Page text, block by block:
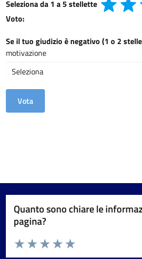
Seleziona da 1 a 5 stellette
Voto:
Se il tuo giudizio è negativo (1 o 2
motivazione
Quanto sono chiare le
pagina?
Valuta da 1 a 5 stelle la pagina
Valuta 5 stelle su 5
Valuta 4 stelle su 5
Valuta 3 stelle su 5
Valuta 2 stelle su 5
Valuta 1 stelle su 5